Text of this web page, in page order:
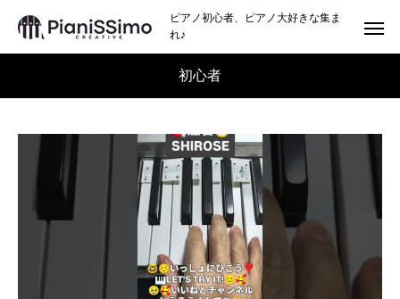
ピアノ初心者、ピアノ大好きな集ま
れ♪
初心者